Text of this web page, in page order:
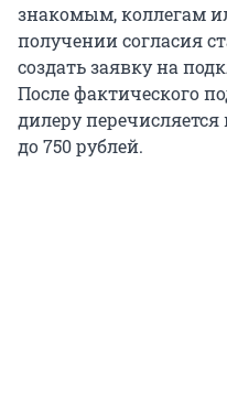
знакомым, коллегам
получении согласия
создать заявку на
После фактического
дилеру
до 750 рублей.